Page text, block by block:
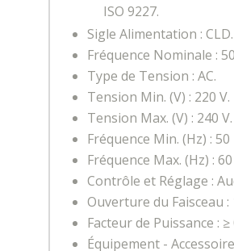
ISO 9227.
Sigle Alimentation : CLD.
Fréquence Nominale :
Type de Tension : AC.
Tension Min. (V) : 220 V.
Tension Max. (V) : 240 V.
Fréquence Min. (Hz) : 50
Fréquence Max. (Hz) :
Contrôle et Réglage :
Ouverture du Faisceau :
Facteur de Puissance : ≥
Équipement -